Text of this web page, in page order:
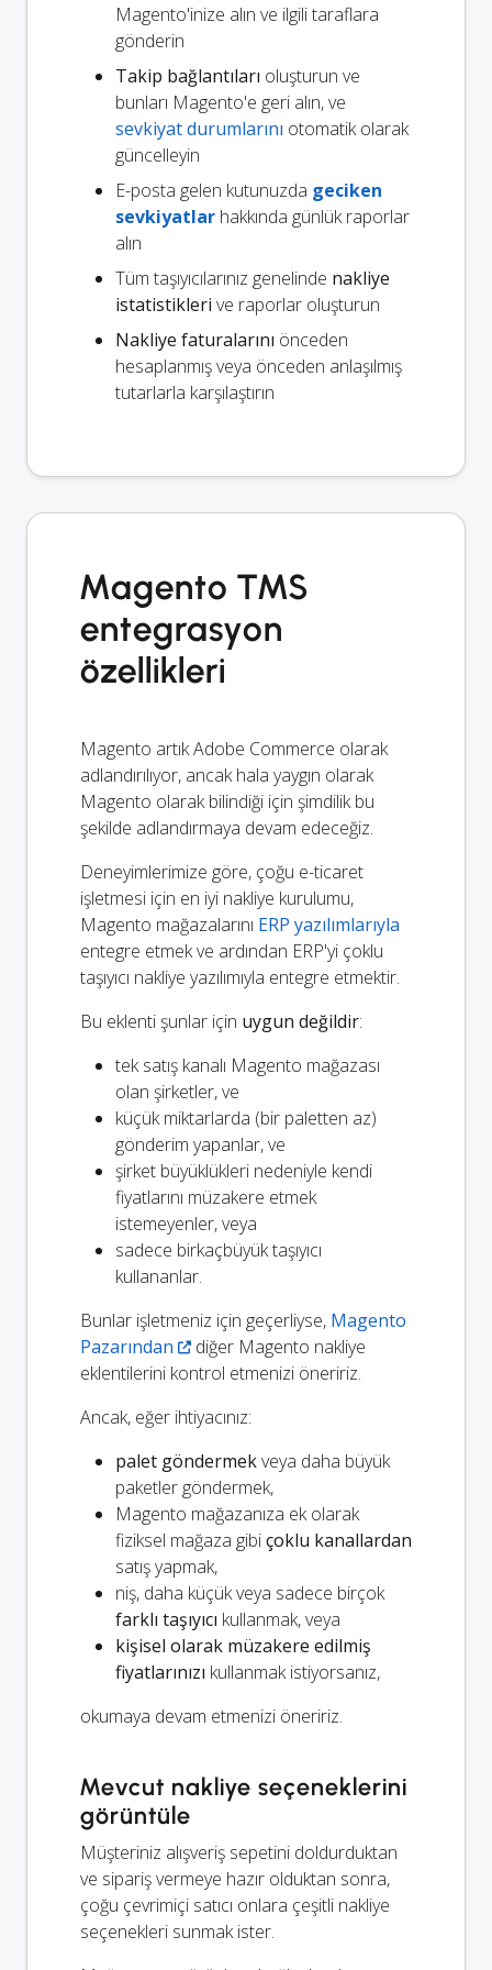
Magento'inize alın ve ilgili taraflara
gönderin
Takip bağlantıları oluşturun ve
bunları Magento'e geri alın, ve
sevkiyat durumlarını otomatik olarak
güncelleyin
E-posta gelen kutunuzda geciken
sevkiyatlar hakkında günlük raporlar
alın
Tüm taşıyıcılarınız genelinde nakliye
istatistikleri ve raporlar oluşturun
Nakliye faturalarını önceden
hesaplanmış veya önceden anlaşılmış
tutarlarla karşılaştırın
Magento TMS
entegrasyon
özellikleri
Magento artık Adobe Commerce olarak
adlandırılıyor, ancak hala yaygın olarak
Magento olarak bilindiği için şimdilik bu
şekilde adlandırmaya devam edeceğiz.
Deneyimlerimize göre, çoğu e-ticaret
işletmesi için en iyi nakliye kurulumu,
Magento mağazalarını ERP yazılımlarıyla
entegre etmek ve ardından ERP'yi çoklu
taşıyıcı nakliye yazılımıyla entegre etmektir.
Bu eklenti şunlar için uygun değildir:
tek satış kanalı Magento mağazası
olan şirketler, ve
küçük miktarlarda (bir paletten az)
gönderim yapanlar, ve
şirket büyüklükleri nedeniyle kendi
fiyatlarını müzakere etmek
istemeyenler, veya
sadece birkaçbüyük taşıyıcı
kullananlar.
Bunlar işletmeniz için geçerliyse, Magento
Pazarından
diğer Magento nakliye
eklentilerini kontrol etmenizi öneririz.
Ancak, eğer ihtiyacınız:
palet göndermekveya daha büyük
paketler göndermek,
Magento mağazanıza ek olarak
fiziksel mağaza gibiçoklu kanallardan
satış yapmak,
niş, daha küçük veya sadece birçok
farklı taşıyıcı kullanmak, veya
kişisel olarak müzakere edilmiş
fiyatlarınızı kullanmak istiyorsanız,
okumaya devam etmenizi öneririz.
Mevcut nakliye seçeneklerini
görüntüle
Müşteriniz alışveriş sepetini doldurduktan
ve sipariş vermeye hazır olduktan sonra,
çoğu çevrimiçi satıcı onlara çeşitli nakliye
seçenekleri sunmak ister.